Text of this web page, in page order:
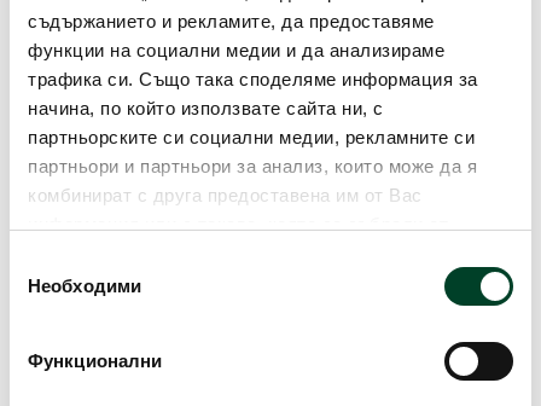
съдържанието и рекламите, да предоставяме
функции на социални медии и да анализираме
трафика си. Също така споделяме информация за
начина, по който използвате сайта ни, с
партньорските си социални медии, рекламните си
партньори и партньори за анализ, които може да я
комбинират с друга предоставена им от Вас
продължавате да използвате нашия уебсайт, Вие се
задължителни за правилното функциониране на
Необходими
Функционални